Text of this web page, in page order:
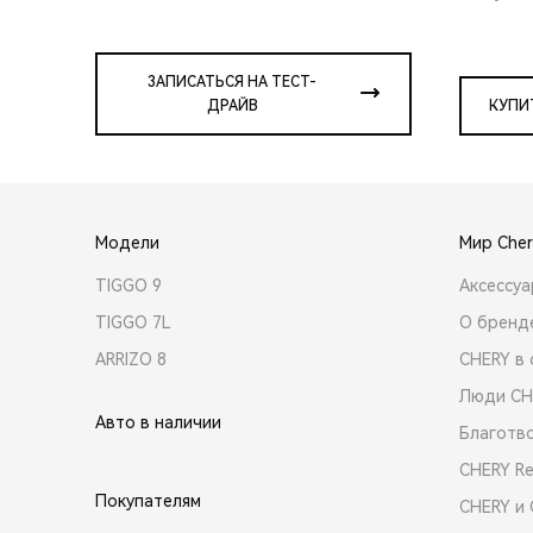
ЗАПИСАТЬСЯ НА ТЕСТ-
ДРАЙВ
Модели
TIGGO 9
TIGGO 7L
ARRIZO 8
Авто в наличии
Покупателям
Мир
О
CHERY
Люди
CHERY
CHERY